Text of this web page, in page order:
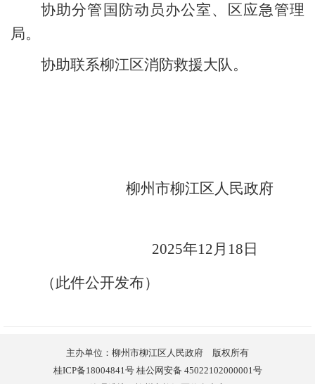
协助分管国防动员办公室、
区应急管理
局。
协助联系柳江区消防救援大队。
柳州市柳江区人民政府
2025年12月 18 日
（此件公开发布）
主办单位：柳州市柳江区人民政府 版权所有
桂ICP备18004841号 桂公网安备 45022102000001号